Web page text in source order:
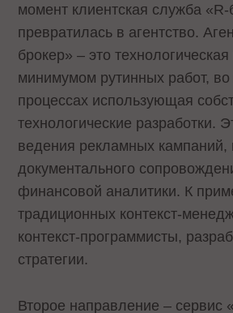
момент клиентская служба «R-
превратилась в агентство.
брокер» – это
минимумом рутинных работ, во
процессах использующая
технологические разработки.
ведения рекламных кампаний,
документального
финансовой аналитики. К
традиционных контекст-
контекст-программисты,
стратегии.
Второе направление – сервис